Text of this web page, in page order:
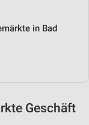
in Bad
Geschäft